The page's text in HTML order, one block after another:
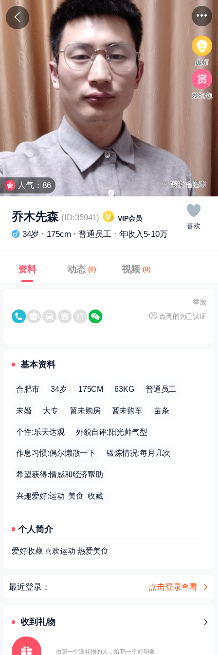
人气：86 安徽 合肥市
乔木先森 (ID:35941) VIP会员
34岁 · 175cm · 普通员工 · 年收入5-10万
喜欢
资料 动态 (0) 视频 (0)
举报
点亮的为已认证
基本资料
合肥市 34岁 175CM 63KG 普通员工
未婚 大专 暂未购房 暂未购车 苗条
个性:乐天达观 外貌自评:阳光帅气型
作息习惯:偶尔懒散一下 锻炼情况:每月几次
希望获得:情感和经济帮助
兴趣爱好:运动 美食 收藏
个人简介
爱好收藏 喜欢运动 热爱美食
最近登录： 点击登录查看
收到礼物
做第一个送礼物的人，给TA一个好印象
爆灯
发红包